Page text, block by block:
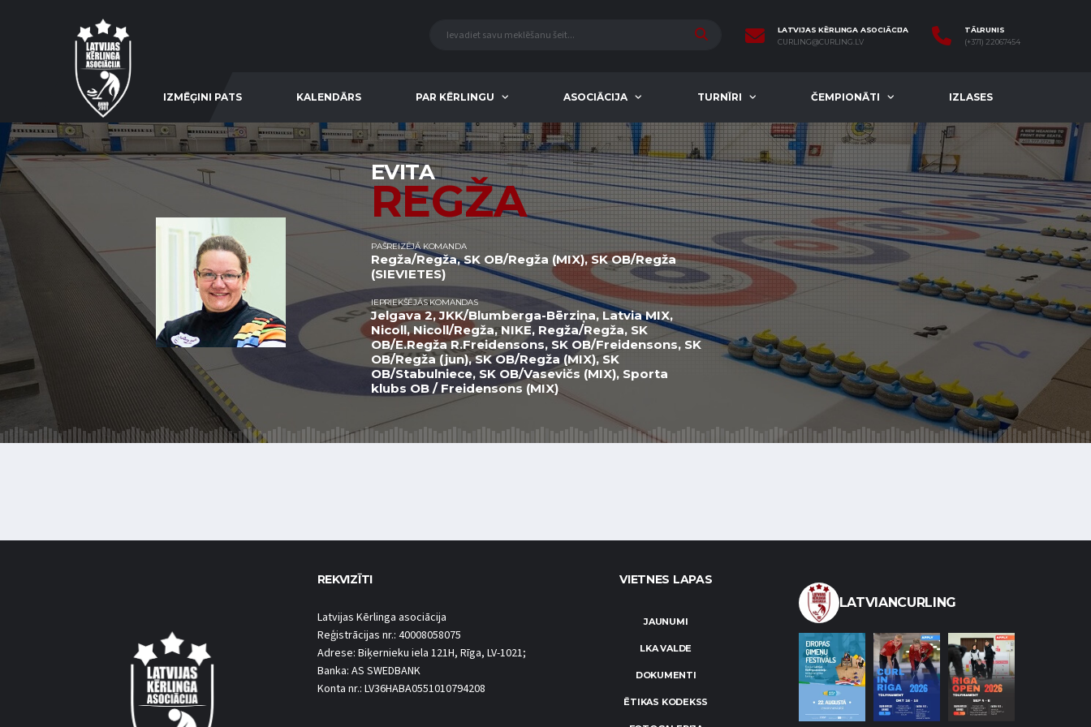
LATVIJAS KĒRLINGA ASOCIĀCIJA
CURLING@CURLING.LV
TĀLRUNIS
(+371) 22067454
IZMĒĢINI PATS KALENDĀRS PAR KĒRLINGU ASOCIĀCIJA TURNĪRI ČEMPIONĀTI IZLASES
EVITA
REGŽA
PAŠREIZĒJĀ KOMANDA
Regža/Regža, SK OB/Regža (MIX), SK OB/Regža
(SIEVIETES)
IEPRIEKŠĒJĀS KOMANDAS
Jelgava 2, JKK/Blumberga-Bērziņa, Latvia MIX,
Nicoll, Nicoll/Regža, NIKE, Regža/Regža, SK
OB/E.Regža R.Freidensons, SK OB/Freidensons, SK
OB/Regža (jun), SK OB/Regža (MIX), SK
OB/Stabulniece, SK OB/Vasevičs (MIX), Sporta
klubs OB / Freidensons (MIX)
REKVIZĪTI
Latvijas Kērlinga asociācija
Reģistrācijas nr.: 40008058075
Adrese: Biķernieku iela 121H, Rīga, LV-1021;
Banka: AS SWEDBANK
Konta nr.: LV36HABA0551010794208
VIETNES LAPAS
JAUNUMI
LKA VALDE
DOKUMENTI
ĒTIKAS KODEKSS
LATVIANCURLING